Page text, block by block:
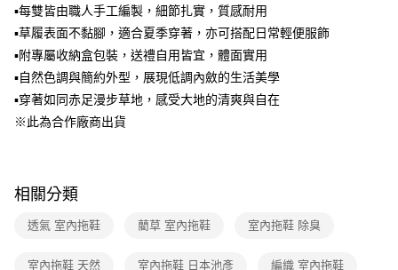
法說明評估內容。
1.分期款項不併入電信帳單，「大哥付你分期」於每月結算日後寄送繳費提
醒簡訊。
2.透過簡訊連結打開帳單後，可選擇「超商條碼／台灣大直營門市／銀行轉
帳／街口支付／iPASS MONEY」等通路繳費。
【注意事項】
2.基於同意付款使用「大哥付你分期」之契約關係目的，商店將以您的個人
資料（包含姓名、電話或地址）提供予台灣大哥大進項蒐集、處理及利用，
3.完整用戶服務條款，請詳閱以下連結： https://oppay.tw/userRule
▪每雙皆由職人手工編製，細節扎實，質感耐用
▪草履表面不黏腳，適合夏季穿著，亦可搭配日常輕便服飾
▪附專屬收納盒包裝，送禮自用皆宜，體面實用
▪自然色調與簡約外型，展現低調內斂的生活美學
▪穿著如同赤足漫步草地，感受大地的清爽與自在
※此為合作廠商出貨
相關分類
透氣 室內拖鞋 藺草 室內拖鞋 室內拖鞋 除臭
室內拖鞋 天然 室內拖鞋 日本池彥 編織 室內拖鞋